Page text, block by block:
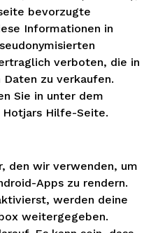
bevorzugte
Informationen in
verboten, die in
zu verkaufen.
Sie in unter dem
Hotjars Hilfe-Seite.
den wir verwenden, um
Apps zu rendern.
werden deine
weitergegeben.